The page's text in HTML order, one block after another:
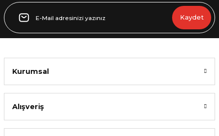
Gönder
Kaydet
Kurumsal
Alışveriş